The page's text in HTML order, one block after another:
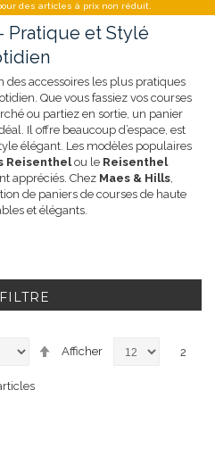
des articles à prix non réduit.
Pratique et Stylé
des accessoires les plus pratiques
Que vous fassiez vos courses
ou partiez en sortie, un panier
Il offre beaucoup d’espace, est
élégant. Les modèles populaires
Reisenthelou le Reisenthel
appréciés. Chez Maes & Hills,
de paniers de courses de haute
et élégants.
FILTRE
Par
Afficher 2